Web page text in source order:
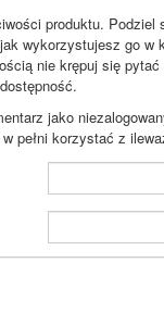
produktu. Podziel
wykorzystujesz go w
nie krępuj się
jako
pełni korzystać z